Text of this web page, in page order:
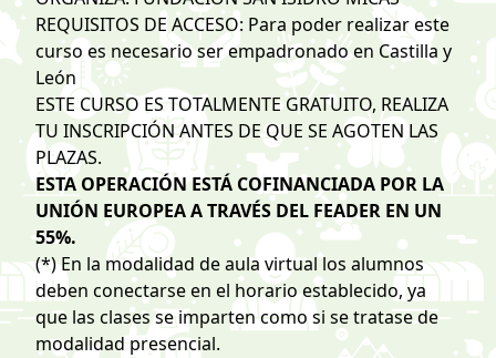
REQUISITOS DE ACCESO: Para poder realizar este
curso es necesario ser empadronado en Castilla y
León
ESTE CURSO ES TOTALMENTE GRATUITO, REALIZA
TU INSCRIPCIÓN ANTES DE QUE SE AGOTEN LAS
PLAZAS.
ESTA OPERACIÓN ESTÁ COFINANCIADA POR LA
UNIÓN EUROPEA A TRAVÉS DEL FEADER EN UN
55%.
(*) En la modalidad de aula virtual los alumnos
deben conectarse en el horario establecido, ya
que las clases se imparten como si se tratase de
modalidad presencial.